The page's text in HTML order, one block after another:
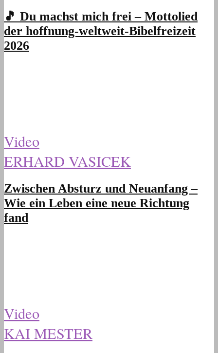
🎵 Du machst mich frei – Mottolied
der hoffnung-weltweit-Bibelfreizeit
2026
Video
ERHARD VASICEK
Zwischen Absturz und Neuanfang –
Wie ein Leben eine neue Richtung
fand
Video
KAI MESTER